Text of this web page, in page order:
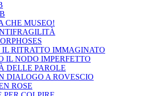
CHE MUSEO!
IL RITRATTO IMMAGINATO
IL NODO IMPERFETTO
DELLE PAROLE
DIALOGO A ROVESCIO
ROSE